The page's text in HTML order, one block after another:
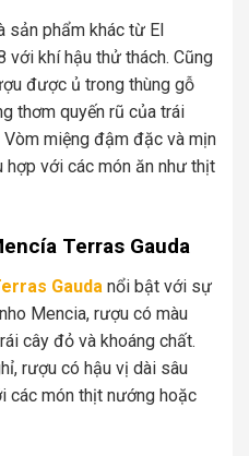
sản phẩm khác từ El
với khí hậu thử thách. Cũng
được ủ trong thùng gỗ
thơm quyến rũ của trái
miệng đậm đặc và mịn
hợp với các món ăn như thịt
Terras Gauda
Gauda nổi bật với sự
Mencia, rượu có màu
cây đỏ và khoáng chất.
rượu có hậu vị dài sâu
các món thịt nướng hoặc